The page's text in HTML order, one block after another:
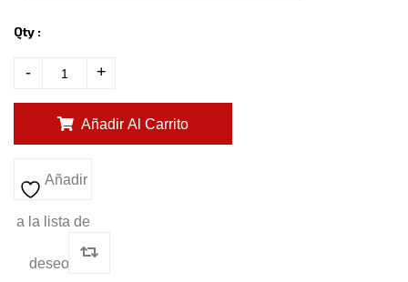
g
Qty :
- +
Añadir Al Carrito
Añadir
a la lista de
deseos